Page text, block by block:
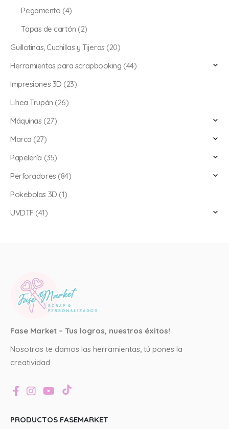
Pegamento (4)
Tapas de cartón (2)
Guillotinas, Cuchillas y Tijeras (20)
Herramientas para scrapbooking (44)
Impresiones 3D (23)
Línea Trupán (26)
Máquinas (27)
Marca (27)
Papelería (35)
Perforadores (84)
Pokebolas 3D (1)
UVDTF (41)
Fase Market – Tus logros, nuestros éxitos!
Nosotros te damos las herramientas, tú pones la
creatividad.
PRODUCTOS FASEMARKET